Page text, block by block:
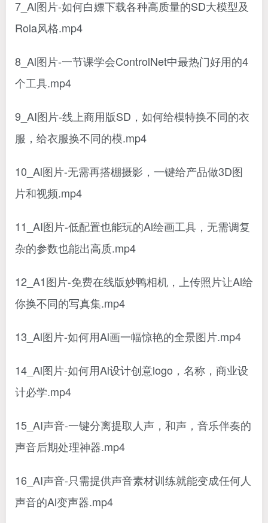
7_Al图片-如何白嫖下载各种高质量的SD大模型及
Rola风格.mp4
8_Al图片-一节课学会ControlNet中最热门好用的4
个工具.mp4
9_AI图片-线上商用版SD，如何给模特换不同的衣
服，给衣服换不同的模.mp4
10_Al图片-无需再搭棚摄影，一键给产品做3D图
片和视频.mp4
11_AI图片-低配置也能玩的Al绘画工具，无需调复
杂的参数也能出高质.mp4
12_A1图片-免费在线版妙鸭相机，上传照片让Al给
你换不同的写真集.mp4
13_Al图片-如何用Al画一幅惊艳的全景图片.mp4
14_Al图片-如何用Al设计创意logo，名称，商业设
计必学.mp4
15_AI声音-一键分离提取人声，和声，音乐伴奏的
声音后期处理神器.mp4
16_AI声音-只需提供声音素材训练就能变成任何人
声音的Al变声器.mp4